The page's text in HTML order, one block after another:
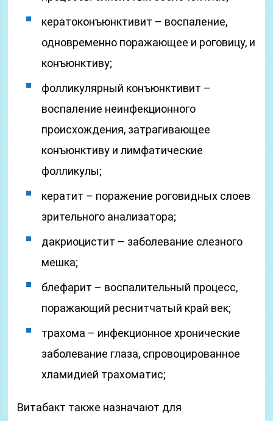
кератоконъюнктивит – воспаление,
одновременно поражающее и роговицу, и
конъюнктиву;
фолликулярный конъюнктивит –
воспаление неинфекционного
происхождения, затрагивающее
конъюнктиву и лимфатические
фолликулы;
кератит – поражение роговидных слоев
зрительного анализатора;
дакриоцистит – заболевание слезного
мешка;
блефарит – воспалительный процесс,
поражающий реснитчатый край век;
трахома – инфекционное хронические
заболевание глаза, спровоцированное
хламидией трахоматис;
Витабакт также назначают для